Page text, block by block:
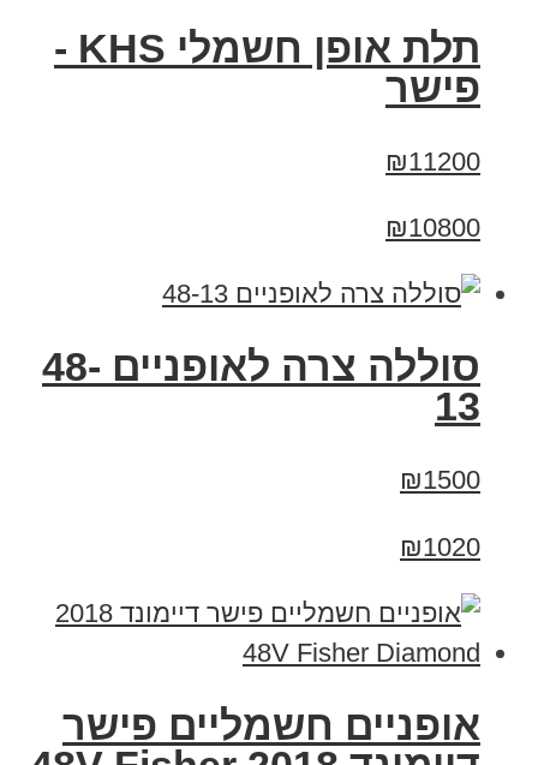
תלת אופן חשמלי KHS -
פישר
₪11200
₪10800
סוללה צרה לאופניים 48-
13
₪1500
₪1020
אופניים חשמליים פישר